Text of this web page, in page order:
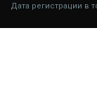
Дата регистрации в